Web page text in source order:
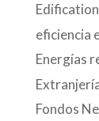
Edification
eficiencia
Energías
Fondos